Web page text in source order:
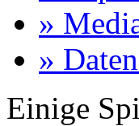
»
»
Einige